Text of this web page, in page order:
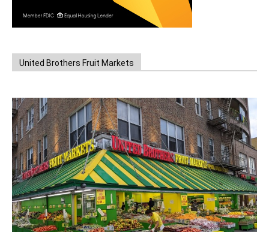
United Brothers Fruit Markets